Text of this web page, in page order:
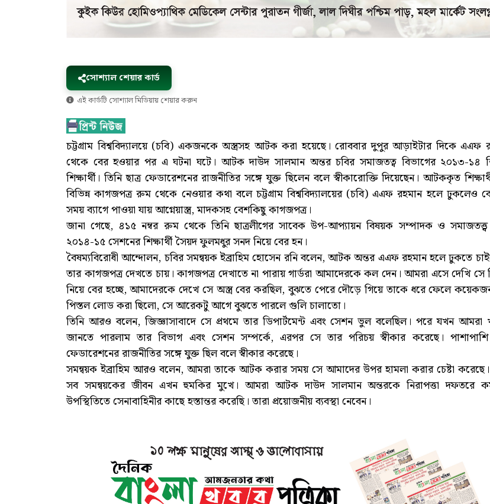
সোশ্যাল শেয়ার কার্ড
এই কার্ডটি সোশ্যাল মিডিয়ায় শেয়ার করুন
চট্টগ্রাম বিশ্ববিদ্যালয়ে (চবি) একজনকে অস্ত্রসহ আটক করা হয়েছে। রোববার দুপুর আড়াইটার দিকে এএফ
থেকে বের হওয়ার পর এ ঘটনা ঘটে। আটক দাউদ সালমান অন্তর চবির সমাজতত্ব বিভাগের ২০১৩-১৪
শিক্ষার্থী। তিনি ছাত্র ফেডারেশনের রাজনীতির সঙ্গে যুক্ত ছিলেন বলে স্বীকারোক্তি দিয়েছেন। আটককৃত
বিভিন্ন কাগজপত্র রুম থেকে নেওয়ার কথা বলে চট্টগ্রাম বিশ্ববিদ্যালয়ের (চবি) এএফ রহমান হলে ঢুকলেও
সময় ব্যাগে পাওয়া যায় আগ্নেয়াস্ত্র, মাদকসহ বেশকিছু কাগজপত্র।
জানা গেছে, ৪১৫ নম্বর রুম থেকে তিনি ছাত্রলীগের সাবেক উপ-আপ্যায়ন বিষয়ক সম্পাদক ও সমাজতত্ত্ব
২০১৪-১৫ সেশনের শিক্ষার্থী সৈয়দ ফুলমধুর সনদ নিয়ে বের হন।
বৈষম্যবিরোধী আন্দোলন, চবির সমন্বয়ক ইব্রাহিম হোসেন রনি বলেন, আটক অন্তর এএফ রহমান হলে ঢুকতে
তার কাগজপত্র দেখতে চায়। কাগজপত্র দেখাতে না পারায় গার্ডরা আমাদেরকে কল দেন। আমরা এসে দেখি সে
নিয়ে বের হচ্ছে, আমাদেরকে দেখে সে অস্ত্র বের করছিল, বুঝতে পেরে দৌড়ে গিয়ে তাকে ধরে ফেলে
পিস্তল লোড করা ছিলো, সে আরেকটু আগে বুঝতে পারলে গুলি চালাতো।
তিনি আরও বলেন, জিজ্ঞাসাবাদে সে প্রথমে তার ডিপার্টমেন্ট এবং সেশন ভুল বলেছিল। পরে যখন আমরা
জানতে পারলাম তার বিভাগ এবং সেশন সম্পর্কে, এরপর সে তার পরিচয় স্বীকার করেছে।
ফেডারেশনের রাজনীতির সঙ্গে যুক্ত ছিল বলে স্বীকার করেছে।
সমন্বয়ক ইব্রাহিম আরও বলেন, আমরা তাকে আটক করার সময় সে আমাদের উপর হামলা করার চেষ্টা
সব সমন্বয়কের জীবন এখন হুমকির মুখে। আমরা আটক দাউদ সালমান অন্তরকে নিরাপত্তা দফতরে
উপস্থিতিতে সেনাবাহিনীর কাছে হস্তান্তর করেছি। তারা প্রয়োজনীয় ব্যবস্থা নেবেন।